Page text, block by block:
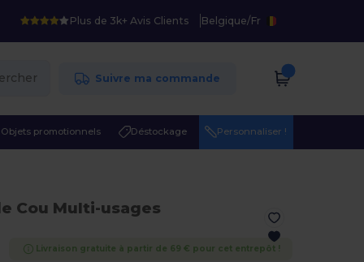
Plus de 3k+ Avis Clients Belgique/Fr
Suivre ma commande
Objets promotionnels Déstockage Personnaliser !
Cou Multi-usages
Livraison gratuite à partir de 69 € pour cet entrepôt !